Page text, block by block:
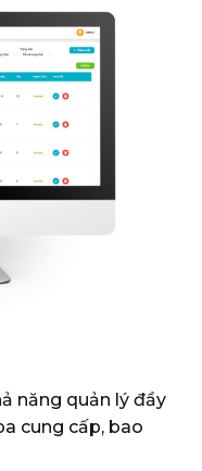
năng quản lý đầy
cung cấp, bao